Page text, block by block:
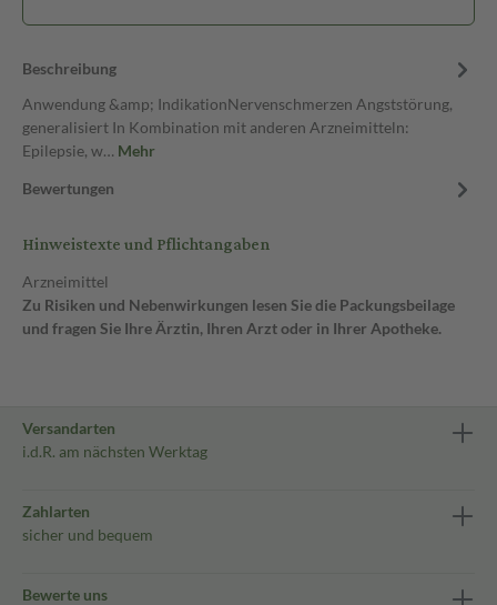
Beschreibung
Anwendung &amp; IndikationNervenschmerzen Angststörung,
generalisiert In Kombination mit anderen Arzneimitteln:
Epilepsie, w… Mehr
Bewertungen
Hinweistexte und Pflichtangaben
Arzneimittel
Zu Risiken und Nebenwirkungen lesen Sie die Packungsbeilage
und fragen Sie Ihre Ärztin, Ihren Arzt oder in Ihrer Apotheke.
Versandarten
i.d.R. am nächsten Werktag
Zahlarten
sicher und bequem
Bewerte uns